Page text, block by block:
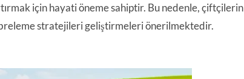
için hayati öneme sahiptir. Bu nedenle, çiftçilerin
stratejileri geliştirmeleri önerilmektedir.